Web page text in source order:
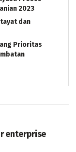
2023
dan
Prioritas
enterprise